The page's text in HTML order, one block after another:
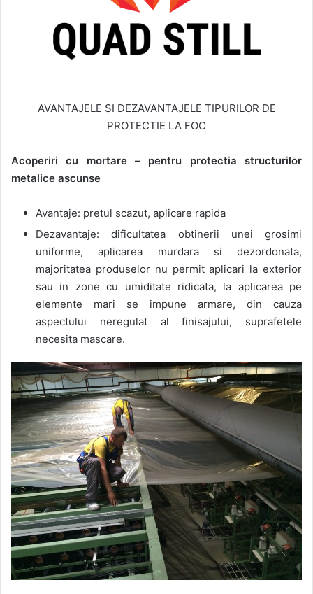
AVANTAJELE SI DEZAVANTAJELE TIPURILOR DE
PROTECTIE LA FOC
Acoperiri cu mortare – pentru protectia structurilor
metalice ascunse
Avantaje: pretul scazut, aplicare rapida
Dezavantaje: dificultatea obtinerii unei grosimi
uniforme, aplicarea murdara si dezordonata,
majoritatea produselor nu permit aplicari la exterior
sau in zone cu umiditate ridicata, la aplicarea pe
elemente mari se impune armare, din cauza
aspectului neregulat al finisajului, suprafetele
necesita mascare.